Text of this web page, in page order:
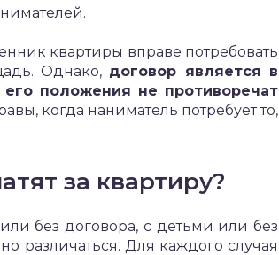
квартиры вправе потребовать
Однако, договор является в
положения не противоречат
когда наниматель потребует то,
за квартиру?
без договора, с детьми или без
различаться. Для каждого случая